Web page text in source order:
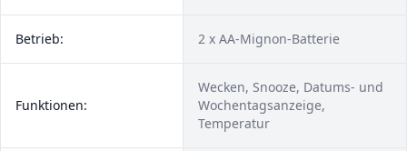
Betrieb: 2 x AA-Mignon-Batterie
Funktionen:
Wecken, Snooze, Datums- und
Wochentagsanzeige,
Temperatur